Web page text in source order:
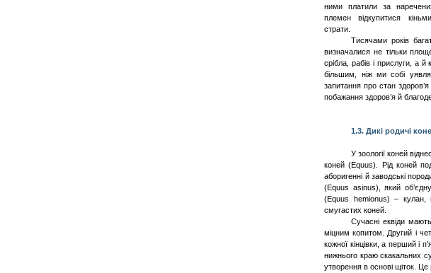
ними платили за
племен відкупитися
страти.
Тисячами років
визначалися не тільки
срібла, рабів і прислуги, а й
більшим, ніж ми собі
запитання про стан
побажання здоров’я й
1.3. Дикі родичі
У зоології коней
коней (Equus). Рід коней
аборигенні й заводські
(Equus asinus), який
(Equus hemionus) – кулан,
смугастих коней.
Сучасніеквіди мають
міцним копитом. Другий і
кожної кінцівки, а перший і
нижнього краю скакальних
утворення в основі щіток. Це